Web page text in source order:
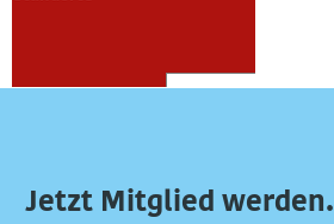
Jetzt Mitglied werden.